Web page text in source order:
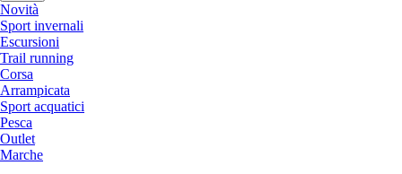
Novità
Sport invernali
Escursioni
Trail running
Corsa
Arrampicata
Sport acquatici
Pesca
Outlet
Marche